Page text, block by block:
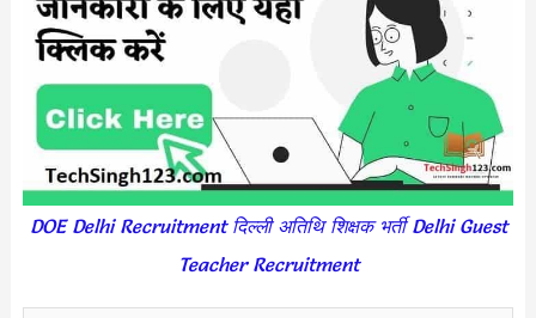
DOE Delhi Recruitment दिल्ली अतिथि शिक्षक भर्ती Delhi Guest
Teacher Recruitment